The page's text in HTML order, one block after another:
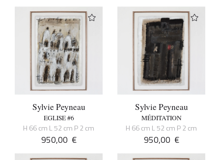
Sylvie Peyneau
EGLISE #6
H 66 cm L 52 cm P 2 cm
950,00 €
Sylvie Peyneau
MÉDITATION
H 66 cm L 52 cm P 2 cm
950,00 €